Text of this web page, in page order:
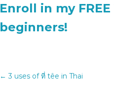
Enroll in my
beginners!
←3 uses of ที่ têe in Thai